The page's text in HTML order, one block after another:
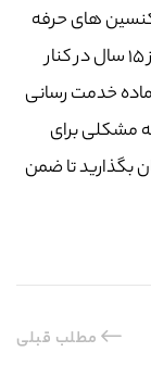
های حرفه
ای و سرویس کاران با تجربه ، افتخار دارد بیش از ۱۵ سال در کنار
خدمت رسانی
که مشکلی برای
بگذارید تا ضمن
مطلب قبلی